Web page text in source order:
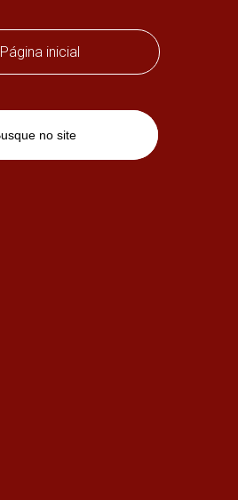
Página inicial